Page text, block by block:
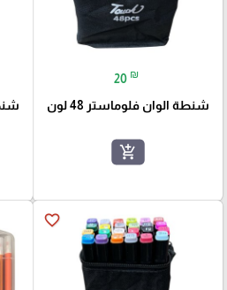
20 ₪
شنطة الوان فلوماستر 48 لون
add_shopping_cart
favorite_border